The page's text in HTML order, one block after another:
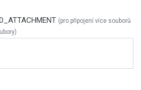
(pro připojení více souborů